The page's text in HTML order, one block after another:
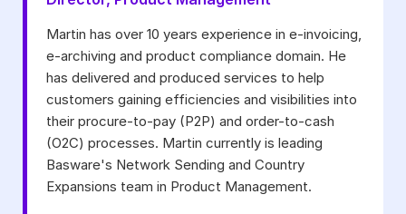
Martin has over 10 years experience in e-invoicing,
e-archiving and product compliance domain. He
has delivered and produced services to help
customers gaining efficiencies and visibilities into
their procure-to-pay (P2P) and order-to-cash
(O2C) processes. Martin currently is leading
Basware's Network Sending and Country
Expansions team in Product Management.
Ich kann mich jederzeit über den Abmeldelink in jeder Mitteilung
oder durchKlicken hier vom E-Mail-Marketing abmelden.